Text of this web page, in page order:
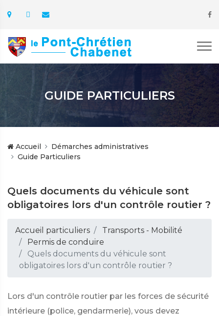
GUIDE PARTICULIERS
Accueil
Démarches administratives
Guide Particuliers
Quels documents du véhicule sont
obligatoires lors d'un contrôle routier ?
Accueil particuliers
Transports - Mobilité
Permis de conduire
Quels documents du véhicule sont
obligatoires lors d'un contrôle routier ?
Lors d'un contrôle routier par les forces de sécurité
intérieure (police, gendarmerie), vous devez